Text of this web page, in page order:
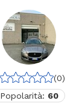
(0)
Popolarità: 60